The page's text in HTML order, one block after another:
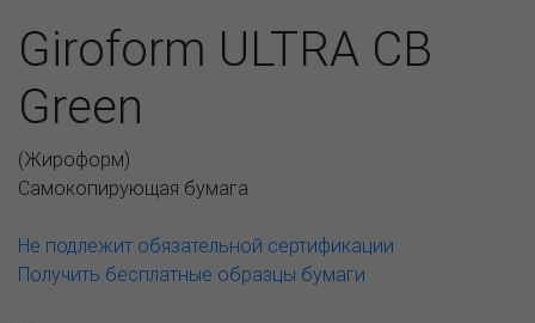
Giroform ULTRA CB
Green
(Жироформ)
Самокопирующая бумага
Не подлежит обязательной сертификации
Получить бесплатные образцы бумаги